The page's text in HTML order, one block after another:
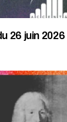
26 juin 2026